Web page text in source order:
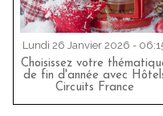
Lundi 26 Janvier 2026 -
Choisissez votre
de fin d'année avec
Circuits France